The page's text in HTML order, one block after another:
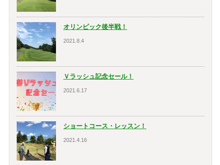
オリンピック後半戦！
2021.8.4
Ｖラッシュ記念セール！
2021.6.17
ショートコース・レッスン！
2021.4.16